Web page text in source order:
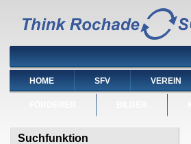
HOME SFV VEREIN
Suchfunktion